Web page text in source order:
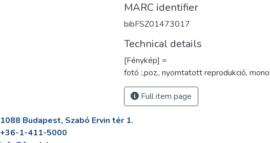
MARC identifier
bibFSZ01473017
Technical details
[Fénykép] =
fotó :,poz., nyomtatott reprodukció,
Full item page
1088 Budapest, Szabó Ervin tér 1.
+36-1-411-5000